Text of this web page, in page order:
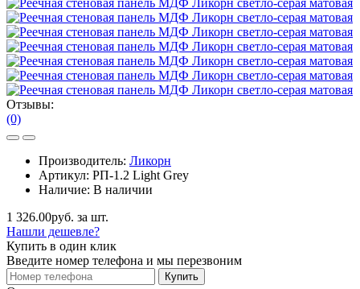
Отзывы:
(0)
Производитель: Ликорн
Артикул: РП-1.2 Light Grey
Наличие: В наличии
1 326.00руб. за шт.
Нашли дешевле?
Купить в один клик
Введите номер телефона и мы перезвоним
Купить